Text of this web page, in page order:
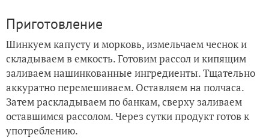
Приготовление
Шинкуем капусту и морковь, измельчаем чеснок и
складываем в емкость. Готовим рассол и кипящим
заливаем нашинкованные ингредиенты. Тщательно
аккуратно перемешиваем. Оставляем на полчаса.
Затем раскладываем по банкам, сверху заливаем
оставшимся рассолом. Через сутки продукт готов к
употреблению.